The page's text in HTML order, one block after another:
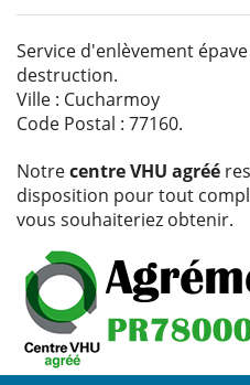
Service d'enlèvement
destruction.
Ville : Cucharmoy
Code Postal : 77160.
Notrecentre VHU agréé
disposition pour tout
vous souhaiteriez obtenir.